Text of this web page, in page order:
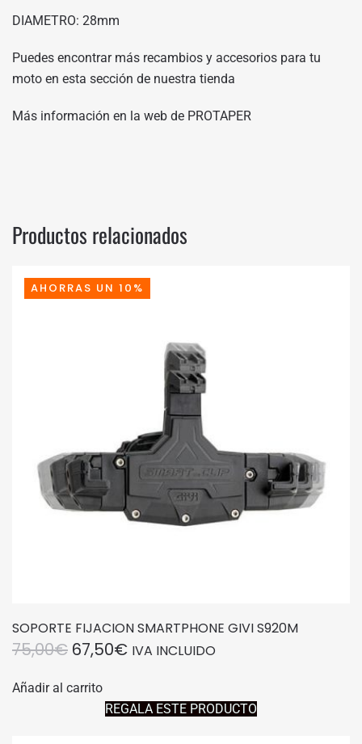
DIAMETRO: 28mm
Puedes encontrar más recambios y accesorios para tu
moto en esta sección de nuestra tienda
Más información en la web de PROTAPER
Productos relacionados
AHORRAS UN 10%
SOPORTE FIJACION SMARTPHONE GIVI S920M
75,00€ EL
ORIGINAL
67,50€EL
ACTUAL
ES:
IVA INCLUIDO
Añadir al carrito
REGALA ESTE PRODUCTO